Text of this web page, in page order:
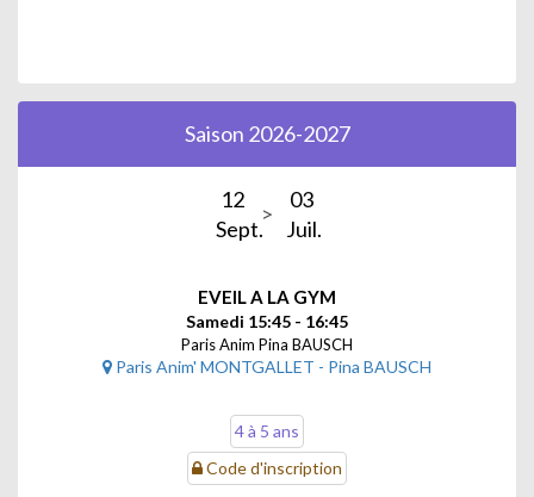
Saison 2026-2027
12
Sept.
03
Juil.
EVEIL A LA GYM
Samedi 15:45 - 16:45
Paris Anim Pina BAUSCH
Paris Anim' MONTGALLET - Pina BAUSCH
4 à 5 ans
Code d'inscription